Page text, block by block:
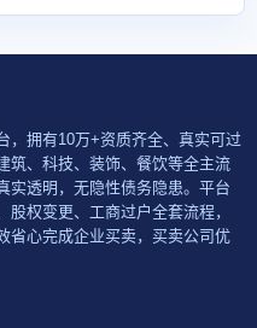
，拥有10万+资质齐全、真实可过
筑、科技、装饰、餐饮等全主流
实透明，无隐性债务隐患。平台
权变更、工商过户全套流程，
省心完成企业买卖，买卖公司优